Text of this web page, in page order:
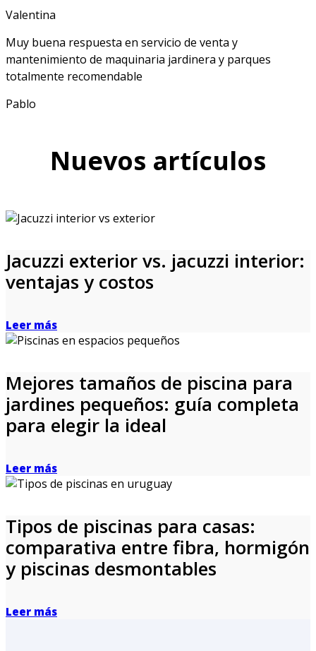
Valentina
Muy buena respuesta en servicio de venta y
mantenimiento de maquinaria jardinera y parques
totalmente recomendable
Pablo
Nuevos artículos
Jacuzzi exterior vs. jacuzzi interior:
ventajas y costos
Leer más
Mejores tamaños de piscina para
jardines pequeños: guía completa
para elegir la ideal
Leer más
Tipos de piscinas para casas:
comparativa entre fibra, hormigón
y piscinas desmontables
Leer más